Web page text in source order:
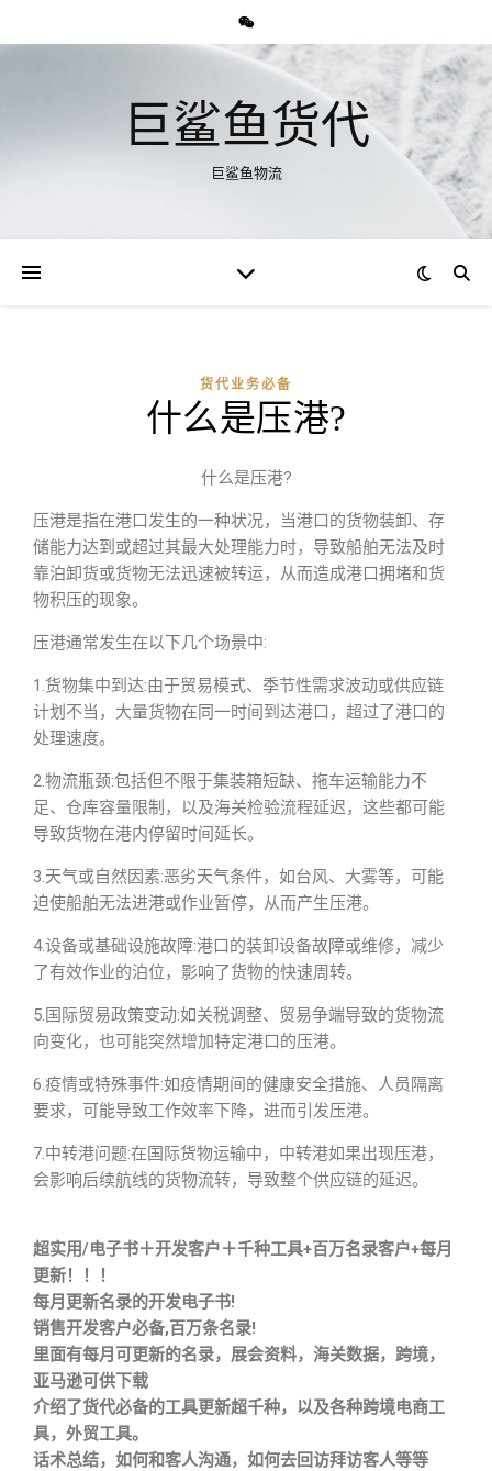
巨鲨鱼货代
巨鲨鱼物流
货代业务必备
什么是压港?
什么是压港?
压港是指在港口发生的一种状况，当港口的货物装卸、存
储能力达到或超过其最大处理能力时，导致船舶无法及时
靠泊卸货或货物无法迅速被转运，从而造成港口拥堵和货
物积压的现象。
压港通常发生在以下几个场景中:
1.货物集中到达:由于贸易模式、季节性需求波动或供应链
计划不当，大量货物在同一时间到达港口，超过了港口的
处理速度。
2.物流瓶颈:包括但不限于集装箱短缺、拖车运输能力不
足、仓库容量限制，以及海关检验流程延迟，这些都可能
导致货物在港内停留时间延长。
3.天气或自然因素:恶劣天气条件，如台风、大雾等，可能
迫使船舶无法进港或作业暂停，从而产生压港。
4.设备或基础设施故障:港口的装卸设备故障或维修，减少
了有效作业的泊位，影响了货物的快速周转。
5.国际贸易政策变动:如关税调整、贸易争端导致的货物流
向变化，也可能突然增加特定港口的压港。
6.疫情或特殊事件:如疫情期间的健康安全措施、人员隔离
要求，可能导致工作效率下降，进而引发压港。
7.中转港问题:在国际货物运输中，中转港如果出现压港，
会影响后续航线的货物流转，导致整个供应链的延迟。
超实用/电子书＋开发客户＋千种工具+百万名录客户+每月
更新！！！
每月更新名录的开发电子书!
销售开发客户必备,百万条名录!
里面有每月可更新的名录，展会资料，海关数据，跨境，
亚马逊可供下载
介绍了货代必备的工具更新超千种，以及各种跨境电商工
具，外贸工具。
话术总结，如何和客人沟通，如何去回访拜访客人等等